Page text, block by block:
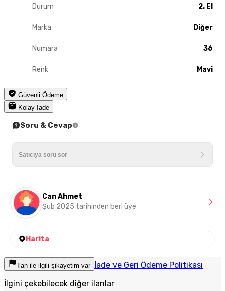
Durum 2. El
Marka Diğer
Numara 36
Renk Mavi
Güvenli Ödeme
Kolay İade
Soru & Cevap
Can Ahmet
Şub 2025 tarihinden beri üye
Harita
İlan ile ilgili şikayetim var İade ve Geri Ödeme Politikası
İlgini çekebilecek diğer ilanlar